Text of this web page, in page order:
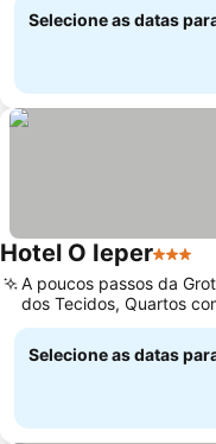
Selecione as datas
Hotel O Ieper3
A poucos passos da
dos Tecidos, Quartos
da cidade
Selecione as datas